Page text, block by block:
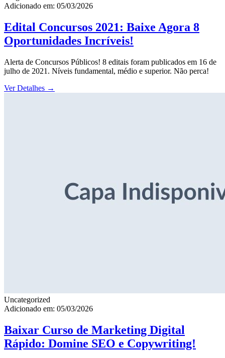
Adicionado em: 05/03/2026
Edital Concursos 2021: Baixe Agora 8
Oportunidades Incríveis!
Alerta de Concursos Públicos! 8 editais foram publicados em 16 de
julho de 2021. Níveis fundamental, médio e superior. Não perca!
Ver Detalhes →
Uncategorized
Adicionado em: 05/03/2026
Baixar Curso de Marketing Digital
Rápido: Domine SEO e Copywriting!